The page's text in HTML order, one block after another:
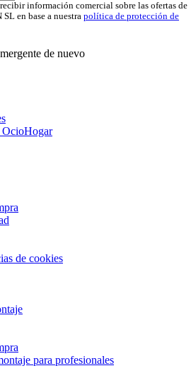
información comercial sobre las ofertas de
en base a nuestra política de protección de
de nuevo
de cookies
para profesionales